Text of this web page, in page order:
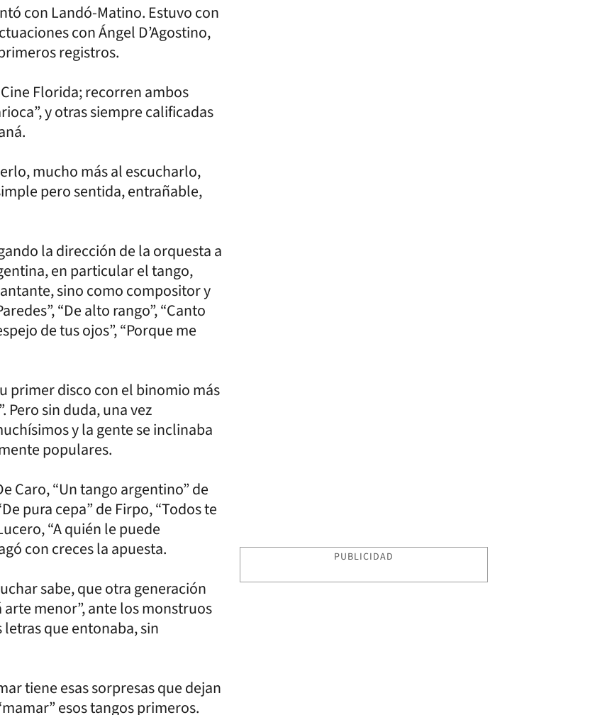
con Landó-Matino. Estuvo con
con Ángel D’Agostino,
registros.
Florida; recorren ambos
y otras siempre calificadas
mucho más al escucharlo,
pero sentida, entrañable,
la dirección de la orquesta a
en particular el tango,
sino como compositor y
“De alto rango”, “Canto
de tus ojos”, “Porque me
primer disco con el binomio más
Pero sin duda, una vez
y la gente se inclinaba
populares.
Caro, “Un tango argentino” de
pura cepa” de Firpo, “Todos te
“A quién le puede
con creces la apuesta.
sabe, que otra generación
menor”, ante los monstruos
que entonaba, sin
tiene esas sorpresas que dejan
esos tangos primeros.
PUBLICIDAD